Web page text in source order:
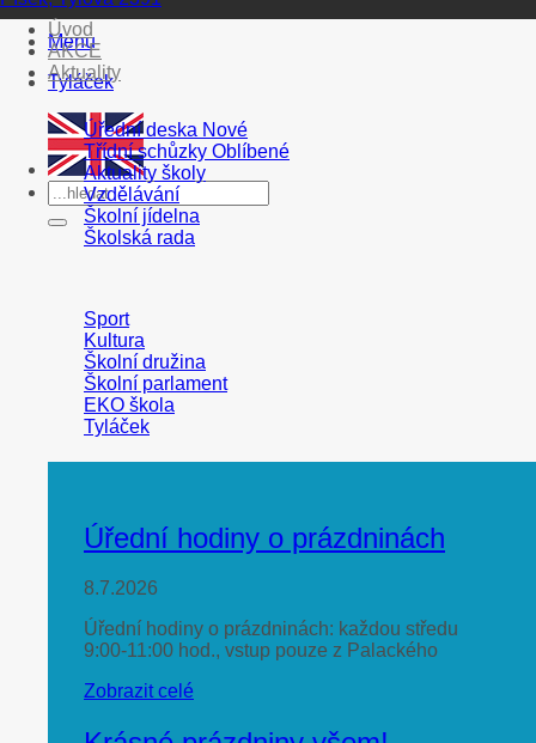
Menu
Tyláček
Úvod
AKCE
Aktuality
Úřední deska
Třídní schůzky
Aktuality školy
Vzdělávání
Školní jídelna
Školská rada
Sport
Kultura
Školní družina
Školní parlament
EKO škola
Tyláček
Úřední hodiny o prázdninách
8.7.2026
Úřední hodiny o prázdninách: každou středu
9:00-11:00 hod., vstup pouze z Palackého
Zobrazit celé